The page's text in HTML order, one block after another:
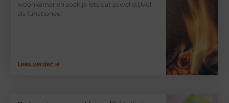
woonkamer en zoek je iets dat zowel stijlvol
als functioneel
Lees verder ➜